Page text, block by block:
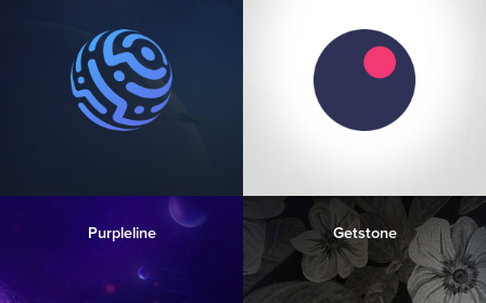
Purpleline Getstone